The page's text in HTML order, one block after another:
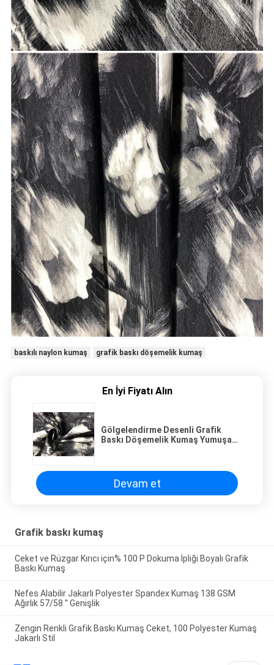
baskılı naylon kumaş grafik baskı döşemelik kumaş
En İyi Fiyatı Alın
Gölgelendirme Desenli Grafik
Baskı Döşemelik Kumaş Yumuşak
Devam et
Grafik baskı kumaş
Ceket ve Rüzgar Kırıcı için% 100 P Dokuma İpliği Boyalı Grafik
Baskı Kumaş
Nefes Alabilir Jakarlı Polyester Spandex Kumaş 138 GSM
Ağırlık 57/58 '' Genişlik
Zengin Renkli Grafik Baskı Kumaş Ceket, 100 Polyester Kumaş
Jakarlı Stil